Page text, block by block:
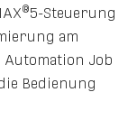
®5-Steuerung
am
Job
Bedienung